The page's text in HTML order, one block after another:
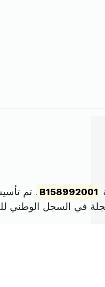
B158992001 . تم تأسيسها في 27
في السجل الوطني